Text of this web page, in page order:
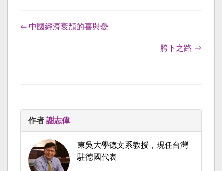
⇐ 中國經濟衰頹的喜與憂
胯下之路 ⇒
作者 謝志偉
東吳大學德文系教授，現任台灣
駐德國代表